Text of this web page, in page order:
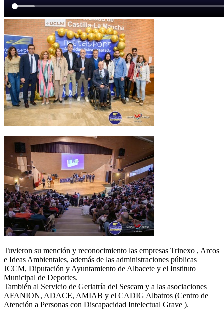
Tuvieron su mención y reconocimiento las empresas Trinexo , Arcos
e Ideas Ambientales, además de las administraciones públicas
JCCM, Diputación y Ayuntamiento de Albacete y el Instituto
Municipal de Deportes.
También al Servicio de Geriatría del Sescam y a las asociaciones
AFANION, ADACE, AMIAB y el CADIG Albatros (Centro de
Atención a Personas con Discapacidad Intelectual Grave ).